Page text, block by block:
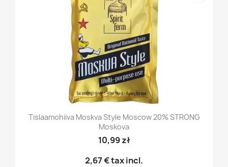
Tislaamohiiva Moskva Style Moscow 20% STRONG
Moskova
10,99 zł
2,67 €tax incl.